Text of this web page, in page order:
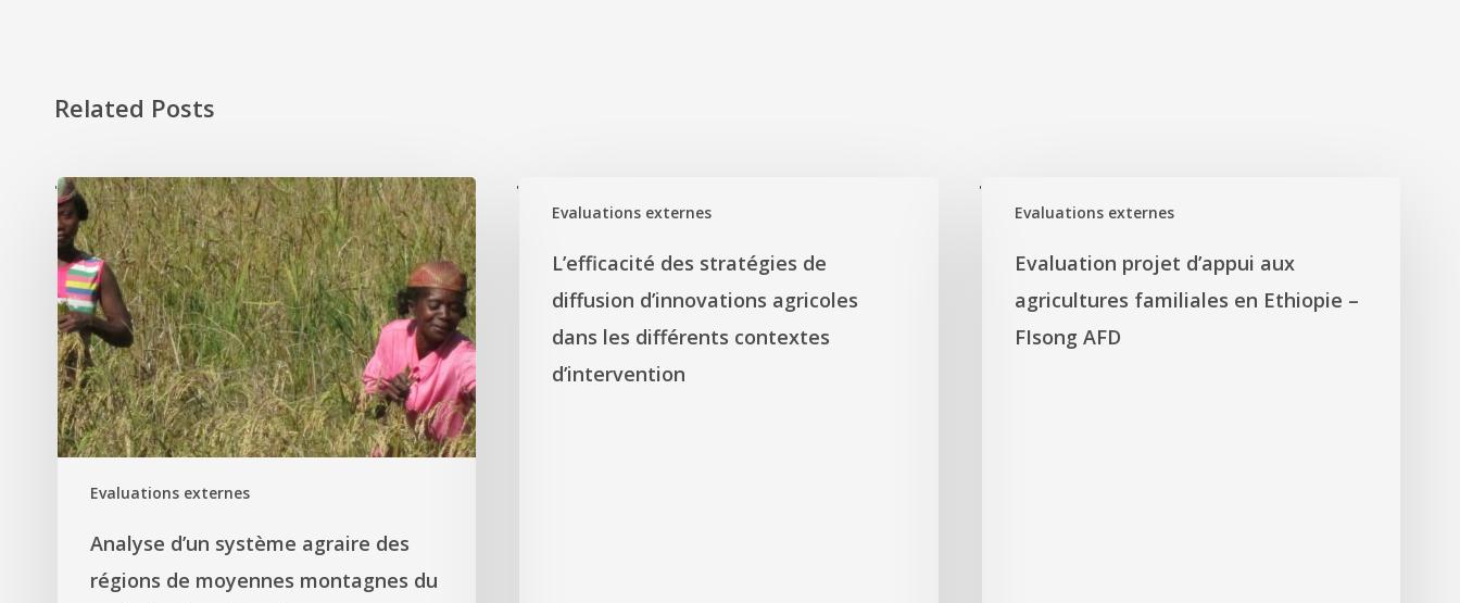
Related Posts
'
Evaluations externes
Analyse d’un système agraire des
régions de moyennes montagnes du
'
Evaluations externes
L’efficacité des stratégies de
diffusion d’innovations agricoles
dans les différents contextes
d’intervention
'
Evaluations externes
Evaluation projet d’appui aux
agricultures familiales en Ethiopie –
FIsong AFD